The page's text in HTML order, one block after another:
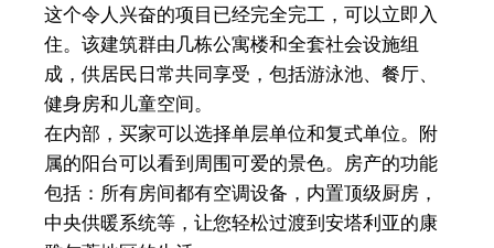
这个令人兴奋的项目已经完全完工，可以立即入
住。该建筑群由几栋公寓楼和全套社会设施组
成，供居民日常共同享受，包括游泳池、餐厅、
健身房和儿童空间。
在内部，买家可以选择单层单位和复式单位。附
属的阳台可以看到周围可爱的景色。房产的功能
包括：所有房间都有空调设备，内置顶级厨房，
中央供暖系统等，让您轻松过渡到安塔利亚的康